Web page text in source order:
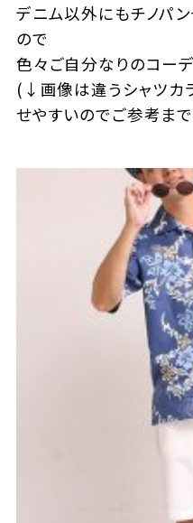
デニム以外にもチノパ
ので
色々ご自分なりのコー
(↓画像は違うシャツカ
せやすいのでご参考ま